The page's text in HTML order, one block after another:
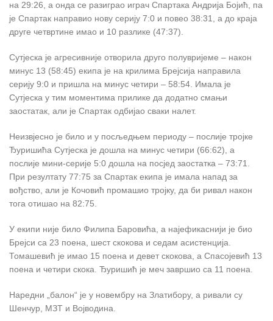
на 29:26, а онда се разиграо играч Спартака Андрија Бојић, па
је Спартак направио нову серију 7:0 и повео 38:31, а до краја
друге четвртине имао и 10 разлике (47:37).
Сутјеска је агресивније отворила друго полувријеме – након
минус 13 (58:45) екипа је на крилима Брејсија направила
серију 9:0 и пришла на минус четири – 58:54. Имала је
Сутјеска у тим моментима прилике да додатно смањи
заостатак, али је Спартак одбијао сваки налет.
Неизвјесно је било и у посљедњем периоду – послије тројке
Ђуришића Сутјеска је дошла на минус четири (66:62), а
послије мини-серије 5:0 дошла на посјед заостатка – 73:71.
При резултату 77:75 за Спартак екипа је имала напад за
вођство, али је Кочовић промашио тројку, да би ривал након
тога отишао на 82:75.
У екипи није било Филипа Баровића, а најефикаснији је био
Брејси са 23 поена, шест скокова и седам асистенција.
Томашевић је имао 15 поена и девет скокова, а Спасојевић 13
поена и четири скока. Ђуришић је меч завршио са 11 поена.
Наредни „балон“ је у новембру на Златибору, а ривали су
Шенчур, МЗТ и Војводина.